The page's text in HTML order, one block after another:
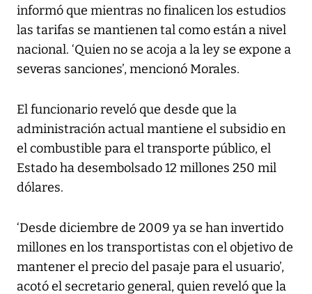
informó que mientras no finalicen los estudios
las tarifas se mantienen tal como están a nivel
nacional. ‘Quien no se acoja a la ley se expone a
severas sanciones’, mencionó Morales.
El funcionario reveló que desde que la
administración actual mantiene el subsidio en
el combustible para el transporte público, el
Estado ha desembolsado 12 millones 250 mil
dólares.
‘Desde diciembre de 2009 ya se han invertido
millones en los transportistas con el objetivo de
mantener el precio del pasaje para el usuario’,
acotó el secretario general, quien reveló que la